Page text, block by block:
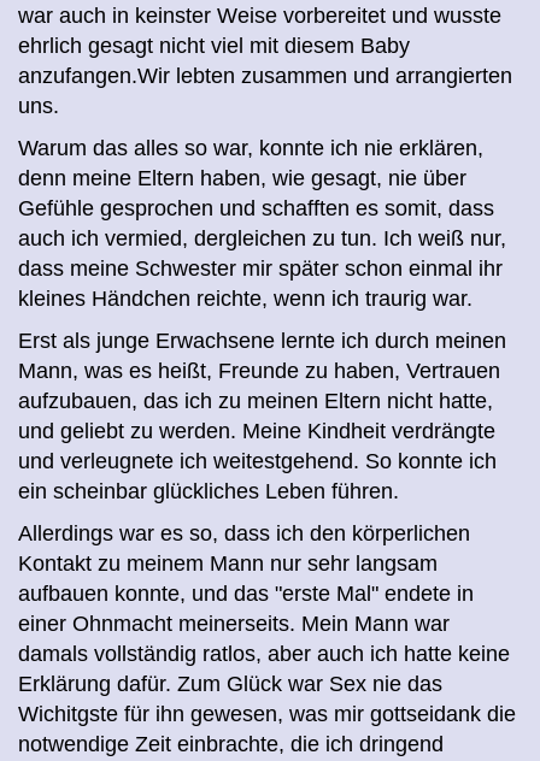
war auch in keinster Weise vorbereitet und wusste
ehrlich gesagt nicht viel mit diesem Baby
anzufangen.Wir lebten zusammen und arrangierten
uns.
Warum das alles so war, konnte ich nie erklären,
denn meine Eltern haben, wie gesagt, nie über
Gefühle gesprochen und schafften es somit, dass
auch ich vermied, dergleichen zu tun. Ich weiß nur,
dass meine Schwester mir später schon einmal ihr
kleines Händchen reichte, wenn ich traurig war.
Erst als junge Erwachsene lernte ich durch meinen
Mann, was es heißt, Freunde zu haben, Vertrauen
aufzubauen, das ich zu meinen Eltern nicht hatte,
und geliebt zu werden. Meine Kindheit verdrängte
und verleugnete ich weitestgehend. So konnte ich
ein scheinbar glückliches Leben führen.
Allerdings war es so, dass ich den körperlichen
Kontakt zu meinem Mann nur sehr langsam
aufbauen konnte, und das "erste Mal" endete in
einer Ohnmacht meinerseits. Mein Mann war
damals vollständig ratlos, aber auch ich hatte keine
Erklärung dafür. Zum Glück war Sex nie das
Wichitgste für ihn gewesen, was mir gottseidank die
notwendige Zeit einbrachte, die ich dringend